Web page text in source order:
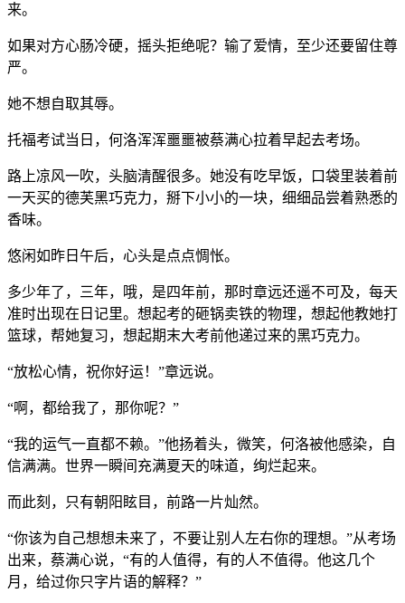
来。
如果对方心肠冷硬，摇头拒绝呢？输了爱情，至少还要留住尊
严。
她不想自取其辱。
托福考试当日，何洛浑浑噩噩被蔡满心拉着早起去考场。
路上凉风一吹，头脑清醒很多。她没有吃早饭，口袋里装着前
一天买的德芙黑巧克力，掰下小小的一块，细细品尝着熟悉的
香味。
悠闲如昨日午后，心头是点点惆怅。
多少年了，三年，哦，是四年前，那时章远还遥不可及，每天
准时出现在日记里。想起考的砸锅卖铁的物理，想起他教她打
篮球，帮她复习，想起期末大考前他递过来的黑巧克力。
“放松心情，祝你好运！”章远说。
“啊，都给我了，那你呢？”
“我的运气一直都不赖。”他扬着头，微笑，何洛被他感染，自
信满满。世界一瞬间充满夏天的味道，绚烂起来。
而此刻，只有朝阳眩目，前路一片灿然。
“你该为自己想想未来了，不要让别人左右你的理想。”从考场
出来，蔡满心说，“有的人值得，有的人不值得。他这几个
月，给过你只字片语的解释？”